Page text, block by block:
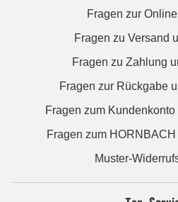
Fragen zur
Fragen zu Versand
Fragen zu Zahlung
Fragen zur Rückgabe
Fragen zum
Fragen zum
Muster-